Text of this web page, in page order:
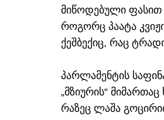
მიწოდებული ფასით
როგორც პაატა
ქეშბექიც, რაც
პარლამენტის
„მზიურის“
რაზეც ლაშა